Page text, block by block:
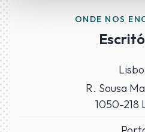
ONDE NOS
R. Sousa
1050-218